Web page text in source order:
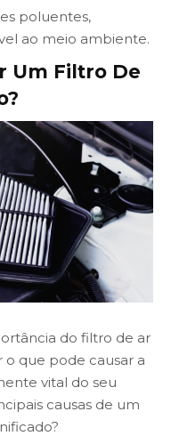
poluentes,
ao meio ambiente.
Um Filtro De
do filtro de ar
que pode causar a
vital do seu
causas de um